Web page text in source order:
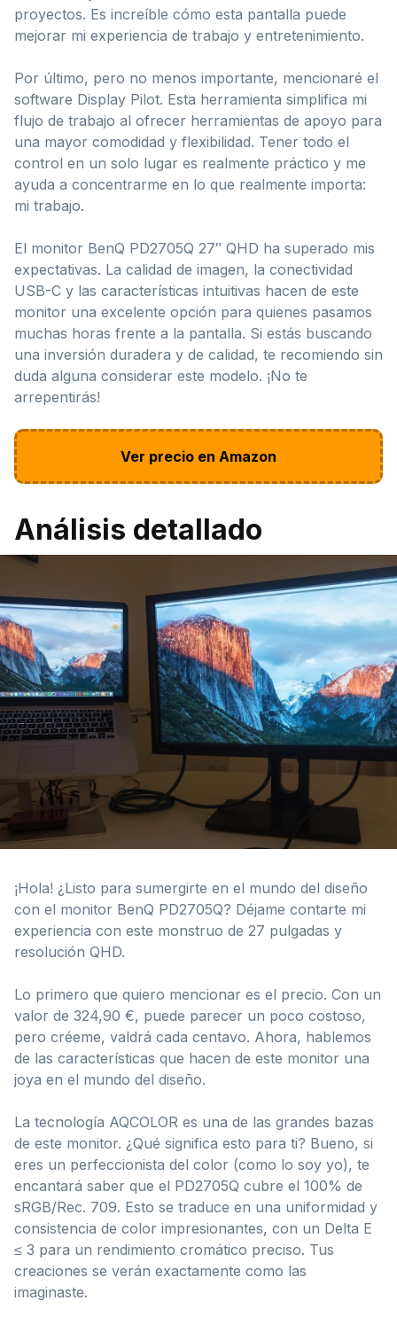
proyectos. Es increíble cómo esta pantalla puede
mejorar mi experiencia de trabajo y entretenimiento.
Por último, pero no menos importante, mencionaré el
software Display Pilot. Esta herramienta simplifica mi
flujo de trabajo al ofrecer herramientas de apoyo para
una mayor comodidad y flexibilidad. Tener todo el
control en un solo lugar es realmente práctico y me
ayuda a concentrarme en lo que realmente importa:
mi trabajo.
El monitor BenQ PD2705Q 27″ QHD ha superado mis
expectativas. La calidad de imagen, la conectividad
USB-C y las características intuitivas hacen de este
monitor una excelente opción para quienes pasamos
muchas horas frente a la pantalla. Si estás buscando
una inversión duradera y de calidad, te recomiendo sin
duda alguna considerar este modelo. ¡No te
arrepentirás!
Ver precio en Amazon
Análisis detallado
¡Hola! ¿Listo para sumergirte en el mundo del diseño
con el monitor BenQ PD2705Q? Déjame contarte mi
experiencia con este monstruo de 27 pulgadas y
resolución QHD.
Lo primero que quiero mencionar es el precio. Con un
valor de 324,90 €, puede parecer un poco costoso,
pero créeme, valdrá cada centavo. Ahora, hablemos
de las características que hacen de este monitor una
joya en el mundo del diseño.
La tecnología AQCOLOR es una de las grandes bazas
de este monitor. ¿Qué significa esto para ti? Bueno, si
eres un perfeccionista del color (como lo soy yo), te
encantará saber que el PD2705Q cubre el 100% de
sRGB/Rec. 709. Esto se traduce en una uniformidad y
consistencia de color impresionantes, con un Delta E
≤ 3 para un rendimiento cromático preciso. Tus
creaciones se verán exactamente como las
imaginaste.